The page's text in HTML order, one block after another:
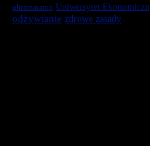
ultramaraton Uniwersytet
odżywianie zdrowe zasady